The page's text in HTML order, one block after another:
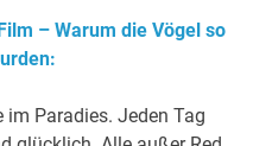
– Warum die Vögel so
Paradies. Jeden Tag